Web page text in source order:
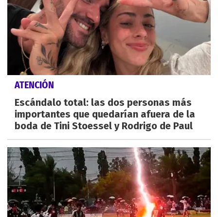
ATENCIÓN
Escándalo total: las dos personas más
importantes que quedarían afuera de la
boda de Tini Stoessel y Rodrigo de Paul